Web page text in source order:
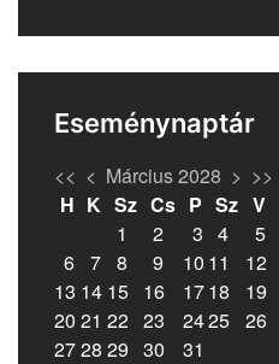
Eseménynaptár
<< < Március 2028 > >>
H K Sz Cs P Sz V
1
2 3 4
5
6 7 8 9 10 11
12
13 14 15 16 1718
19
20 21 22 23 2425 26
2728 29 30 31